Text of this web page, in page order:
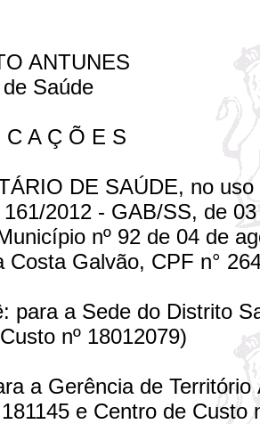
ANTUNES
Saúde
A Ç Õ E S
DE SAÚDE, no
161/2012 - GAB/SS, de
nº 92 de 04 de
Costa Galvão, CPF n°
para a Sede do Distrito
nº 18012079)
a Gerência de
e Centro de Custo